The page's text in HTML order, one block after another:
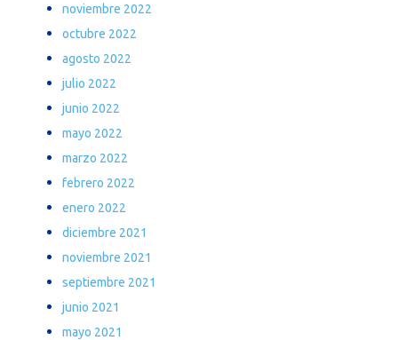
noviembre 2022
octubre 2022
agosto 2022
julio 2022
junio 2022
mayo 2022
marzo 2022
febrero 2022
enero 2022
diciembre 2021
noviembre 2021
septiembre 2021
junio 2021
mayo 2021